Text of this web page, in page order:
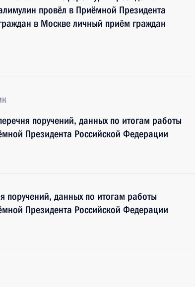
провёл в Приёмной Президента
в Москве личный приём граждан
поручений, данных по итогам работы
Президента Российской Федерации
поручений, данных по итогам работы
Президента Российской Федерации